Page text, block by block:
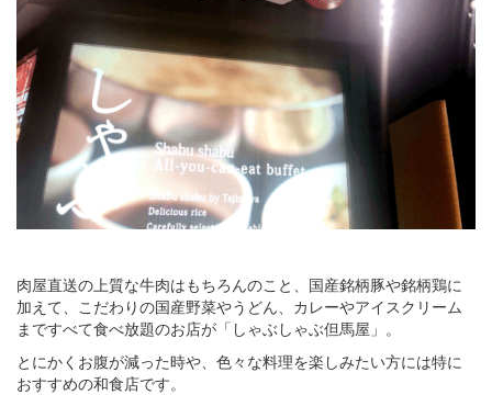
肉屋直送の上質な牛肉はもちろんのこと、国産銘柄豚や銘柄鶏に
加えて、こだわりの国産野菜やうどん、カレーやアイスクリーム
まですべて食べ放題のお店が「しゃぶしゃぶ但馬屋」。
とにかくお腹が減った時や、色々な料理を楽しみたい方には特に
おすすめの和食店です。